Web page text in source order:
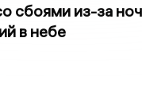
сбоями из-за
в небе